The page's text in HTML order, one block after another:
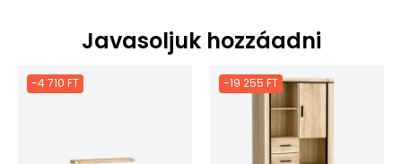
Javasoljuk hozzáadni
-4 710 FT -19 255 FT